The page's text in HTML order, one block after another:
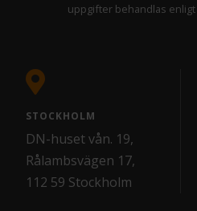
uppgifter behandlas enligt
STOCKHOLM
DN-huset vån. 19,
Rålambsvägen 17,
112 59 Stockholm